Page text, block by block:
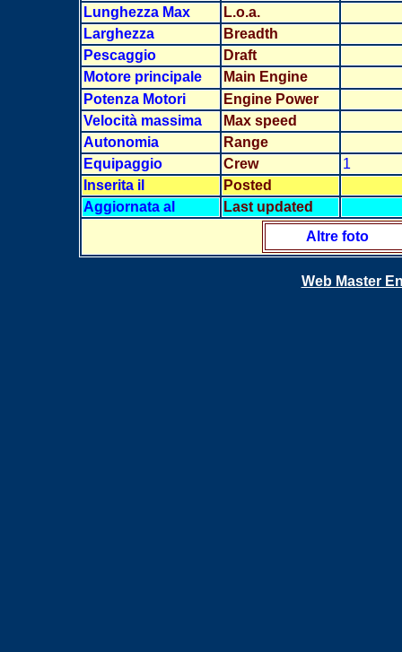
Lunghezza Max
L.o.a.
Larghezza
Breadth
Pescaggio
Draft
Motore principale
Main Engine
Potenza Motori
Engine Power
Velocità massima
Max speed
Autonomia
Range
Equipaggio
Crew
1
Inserita il
Posted
Aggiornata al
Last updated
Altre foto
Web Master